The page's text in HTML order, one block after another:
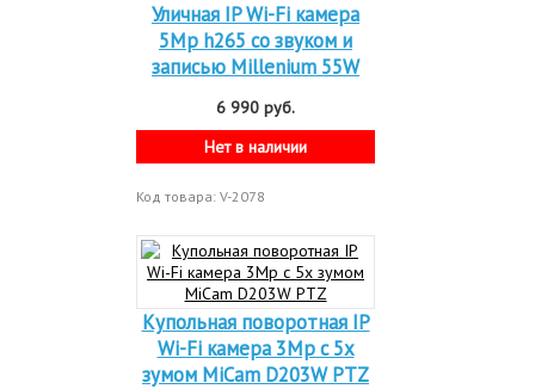
Уличная IP Wi-Fi камера
5Mp h265 со звуком и
записью Millenium 55W
6 990 руб.
Нет в наличии
Код товара: V-2078
Купольная поворотная IP
Wi-Fi камера 3Mp c 5х
зумом MiCam D203W PTZ